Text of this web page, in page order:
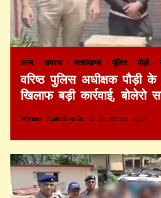
अन्य अपराध उत्तराखण्ड पुलिस पौड़ी
वरिष्ठ पुलिस अधीक्षक पौड़ी
खिलाफ बड़ी कार्रवाई,
Vinay Kainthola 2 months ago